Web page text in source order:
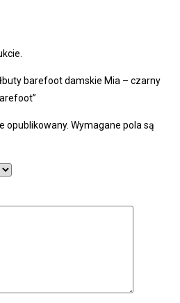
barefoot damskie Mia – czarny
opublikowany. Wymagane pola są